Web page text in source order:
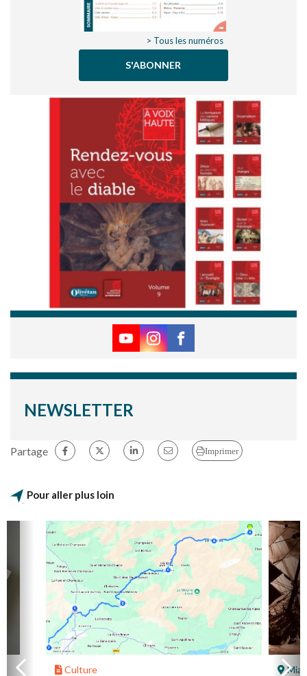
> Tous les numéros
S'ABONNER
NEWSLETTER
Partage Imprimer
Pour aller plus loin
Culture